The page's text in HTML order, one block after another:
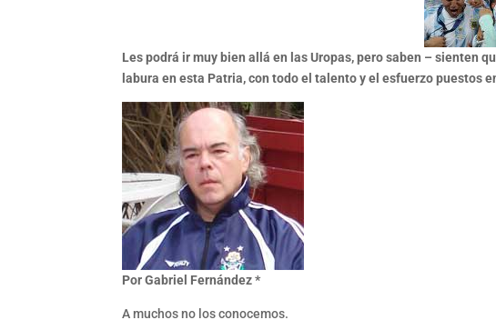
Les podrá ir muy bien allá en las Uropas, pero saben – sienten
labura en esta Patria, con todo el talento y el esfuerzo puestos
Por Gabriel Fernández *
A muchos no los conocemos.